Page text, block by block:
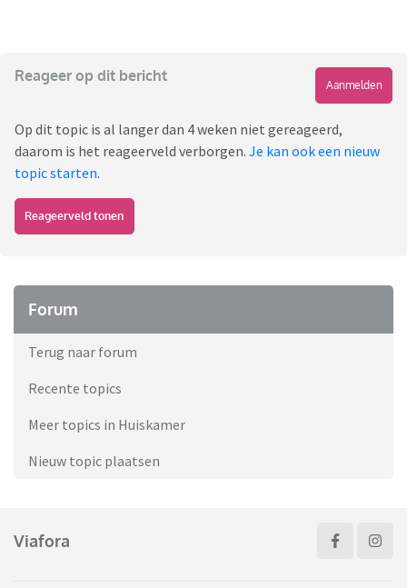
Reageer op dit bericht
Aanmelden
Op dit topic is al langer dan 4 weken niet gereageerd,
daarom is het reageerveld verborgen. Je kan ook een nieuw
topic starten.
Reageerveld tonen
Forum
Terug naar forum
Recente topics
Meer topics in Huiskamer
Nieuw topic plaatsen
Viafora